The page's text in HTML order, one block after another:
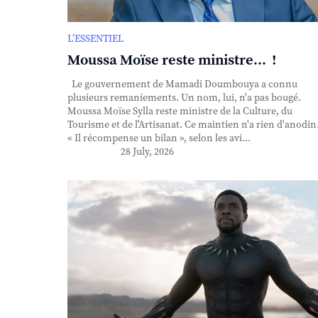
L’ESSENTIEL
Moussa Moïse reste ministre... !
Le gouvernement de Mamadi Doumbouya a connu
plusieurs remaniements. Un nom, lui, n'a pas bougé.
Moussa Moïse Sylla reste ministre de la Culture, du
Tourisme et de l'Artisanat. Ce maintien n'a rien
« Il récompense un bilan », selon les avi...
28 July, 2026